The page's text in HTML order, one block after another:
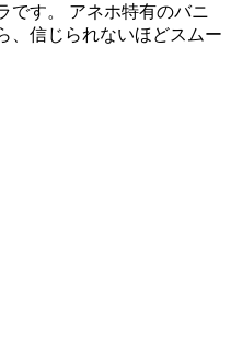
です。 アネホ特有のバニ
、信じられないほどスムー